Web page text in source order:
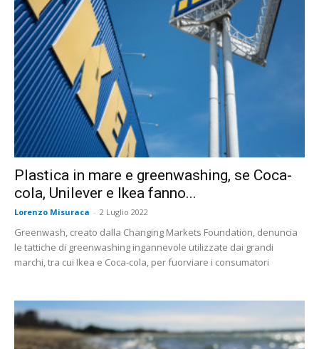
Plastica in mare e greenwashing, se Coca-
cola, Unilever e Ikea fanno...
Lorenzo Misuraca - 2 Luglio 2022
Greenwash, creato dalla Changing Markets Foundation, denuncia
le tattiche di greenwashing ingannevole utilizzate dai grandi
marchi, tra cui Ikea e Coca-cola, per fuorviare i consumatori